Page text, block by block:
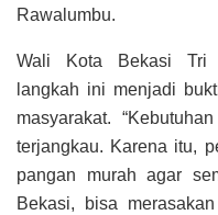
Rawalumbu.
Wali Kota Bekasi Tri
langkah ini menjadi
masyarakat.
terjangkau. Karena itu,
pangan murah agar
Bekasi, bisa